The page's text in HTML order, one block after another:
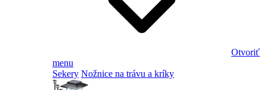
Otvoriť
menu
Sekery Nožnice na trávu a kríky